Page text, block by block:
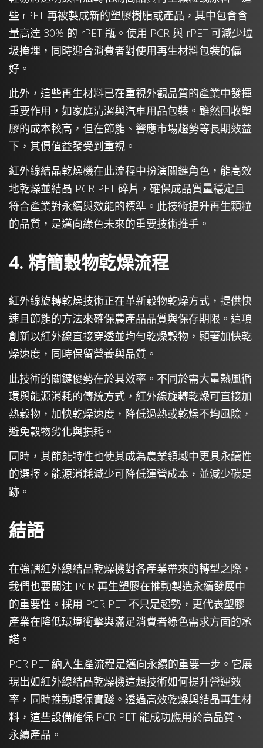
些 rPET 再被製成新的塑膠樹脂或產品，其中包含含
量高達 30% 的 rPET 瓶。使用 PCR 與 rPET 可減少垃
圾掩埋，同時迎合消費者對使用再生材料包裝的偏
好。
此外，這些再生材料已在重視外觀品質的產業中發揮
重要作用，如家庭清潔與汽車用品包裝。雖然回收塑
膠的成本較高，但在節能、響應市場趨勢等長期效益
下，其價值益發受到重視。
紅外線結晶乾燥機在此流程中扮演關鍵角色，能高效
地乾燥並結晶 PCR PET 碎片，確保成品質量穩定且
符合產業對永續與效能的標準。此技術提升再生顆粒
的品質，是邁向綠色未來的重要技術推手。
4. 精簡穀物乾燥流程
紅外線旋轉乾燥技術正在革新穀物乾燥方式，提供快
速且節能的方法來確保農產品品質與保存期限。這項
創新以紅外線直接穿透並均勻乾燥穀物，顯著加快乾
燥速度，同時保留營養與品質。
此技術的關鍵優勢在於其效率。不同於需大量熱風循
環與能源消耗的傳統方式，紅外線旋轉乾燥可直接加
熱穀物，加快乾燥速度，降低過熱或乾燥不均風險，
避免穀物劣化與損耗。
同時，其節能特性也使其成為農業領域中更具永續性
的選擇。能源消耗減少可降低運營成本，並減少碳足
跡。
結語
在強調紅外線結晶乾燥機對各產業帶來的轉型之際，
我們也要關注 PCR 再生塑膠在推動製造永續發展中
的重要性。採用 PCR PET 不只是趨勢，更代表塑膠
產業在降低環境衝擊與滿足消費者綠色需求方面的承
諾。
PCR PET 納入生產流程是邁向永續的重要一步。它展
現出如紅外線結晶乾燥機這類技術如何提升營運效
率，同時推動環保實踐。透過高效乾燥與結晶再生材
料，這些設備確保 PCR PET 能成功應用於高品質、
永續產品。